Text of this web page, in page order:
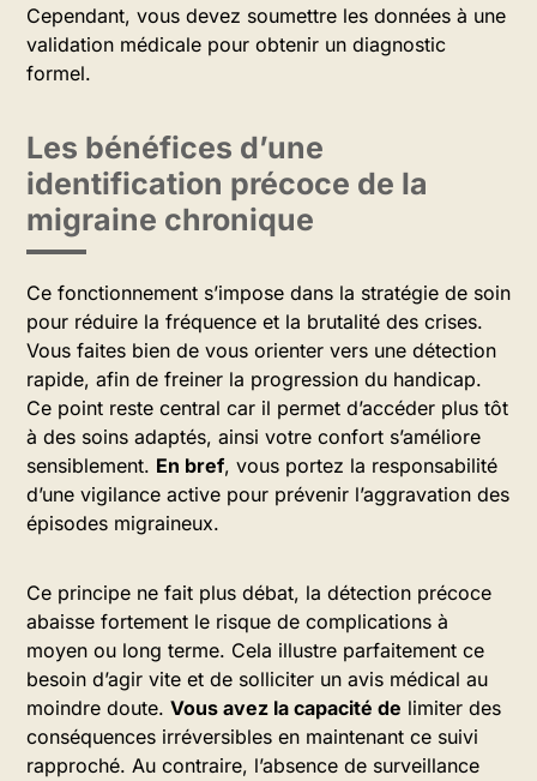
Cependant, vous devez soumettre les données à une
validation médicale pour obtenir un diagnostic
formel.
Les bénéfices d’une
identification précoce de la
migraine chronique
Ce fonctionnement s’impose dans la stratégie de soin
pour réduire la fréquence et la brutalité des crises.
Vous faites bien de vous orienter vers une détection
rapide, afin de freiner la progression du handicap.
Ce point reste central car il permet d’accéder plus tôt
à des soins adaptés, ainsi votre confort s’améliore
sensiblement. En bref, vous portez la responsabilité
d’une vigilance active pour prévenir l’aggravation des
épisodes migraineux.
Ce principe ne fait plus débat, la détection précoce
abaisse fortement le risque de complications à
moyen ou long terme. Cela illustre parfaitement ce
besoin d’agir vite et de solliciter un avis médical au
moindre doute. Vous avez la capacité de limiter des
conséquences irréversibles en maintenant ce suivi
rapproché. Au contraire, l’absence de surveillance